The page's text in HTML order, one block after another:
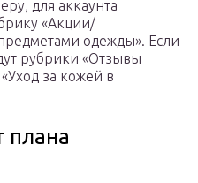
для аккаунта
«Акции/
одежды». Если
рубрики «Отзывы
за кожей в
плана